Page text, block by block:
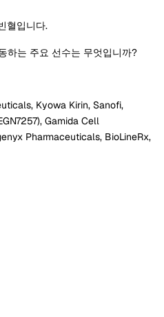
혈입니다.
하는 주요 선수는 무엇입니까?
Kyowa Kirin, Sanofi,
Gamida Cell
Pharmaceuticals, BioLineRx,